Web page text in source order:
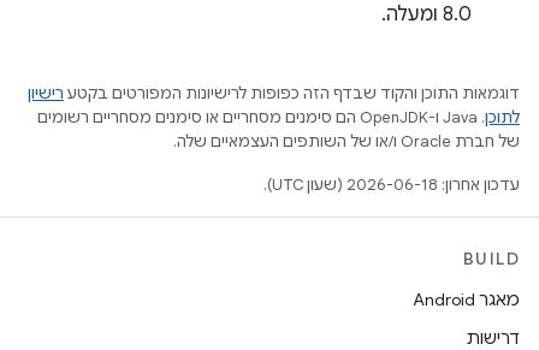
8.0 ומעלה.
דוגמאות התוכן והקוד שבדף הזה כפופות לרישיונות המפורטים בקטע רישיון
לתוכן
.‏ Java ו-OpenJDK הם סימנים מסחריים או סימנים מסחריים רשומים
של חברת Oracle ו/או של השותפים העצמאיים שלה.
עדכון אחרון: 2026-06-18 (שעון UTC).
BUILD
מאגר Android
דרישות